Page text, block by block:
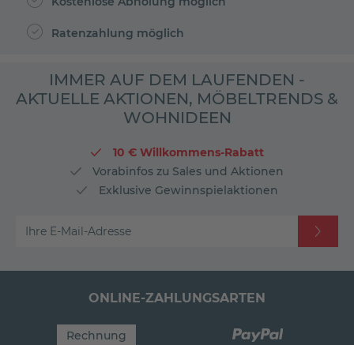
Ratenzahlung möglich
IMMER AUF DEM LAUFENDEN -
AKTUELLE AKTIONEN, MÖBELTRENDS &
WOHNIDEEN
10 € Willkommens-Rabatt
Vorabinfos zu Sales und Aktionen
Exklusive Gewinnspielaktionen
Ihre E-Mail-Adresse
ONLINE-ZAHLUNGSARTEN
Rechnung